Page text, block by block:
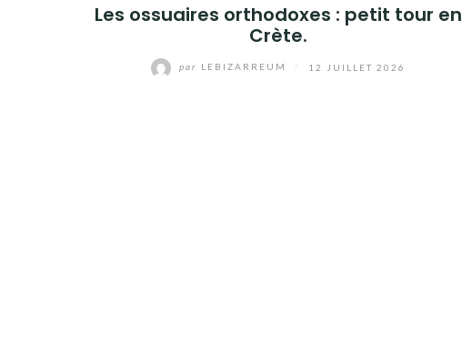
Les ossuaires orthodoxes : petit tour en
Crète.
par LEBIZARREUM 12 JUILLET 2026